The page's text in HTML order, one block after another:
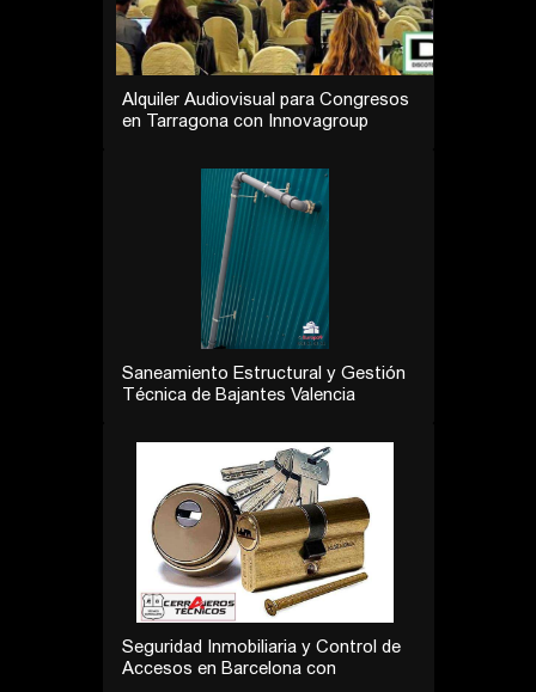
Alquiler Audiovisual para Congresos
en Tarragona con Innovagroup
Saneamiento Estructural y Gestión
Técnica de Bajantes Valencia
Seguridad Inmobiliaria y Control de
Accesos en Barcelona con